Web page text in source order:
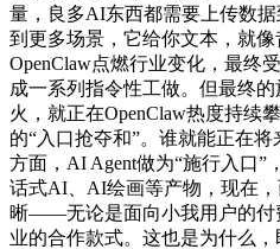
量，良多AI东西都需要上传数
到更多场景，它给你文本，就
OpenClaw点燃行业变化，最终
成一系列指令性工做。但最终
火，就正在OpenClaw热度持续
的“入口抢夺和”。谁就能正在
方面，AI Agent做为“施行入口”
话式AI、AI绘画等产物，现在
晰——无论是面向小我用户的付
业的合作款式。这也是为什么